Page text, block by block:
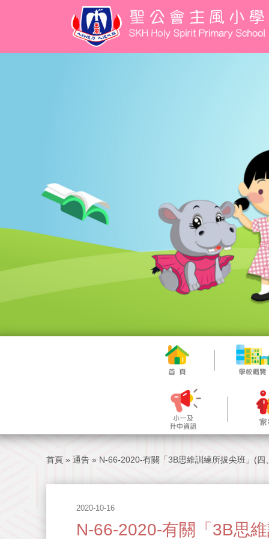
首頁 » 通告 » N-66-2020-有關「3B思維訓練所拔尖班」(四
2020-10-16
N-66-2020-有關「3B思